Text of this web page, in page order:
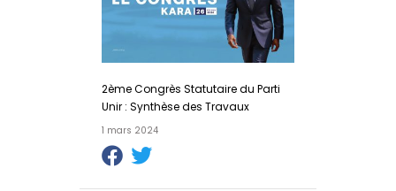
2ème Congrès Statutaire du Parti
Unir : Synthèse des Travaux
1 mars 2024